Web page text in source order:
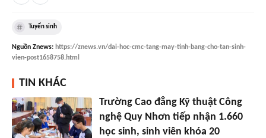
Tuyển sinh
Nguồn Znews: https://znews.vn/dai-hoc-cmc-tang-may-tinh-bang-cho-tan-sinh-
vien-post1658758.html
TIN KHÁC
Trường Cao đẳng Kỹ thuật Công
nghệ Quy Nhơn tiếp nhận 1.660
học sinh, sinh viên khóa 20